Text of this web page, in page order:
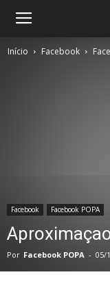
Início Facebook
Facebook Facebook POPA
Por Facebook POPA - 05/